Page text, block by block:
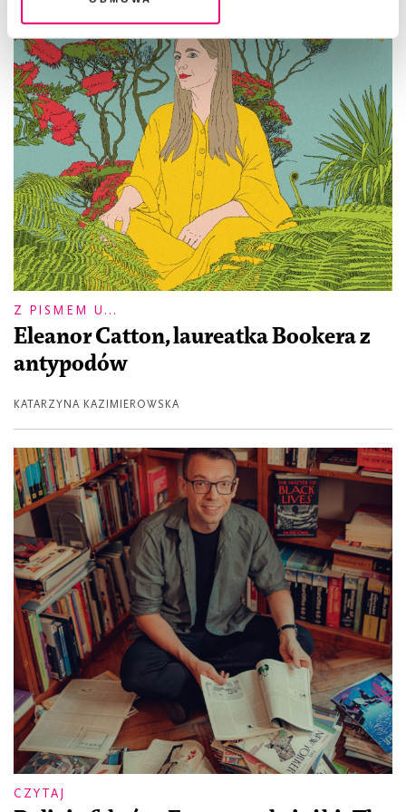
Z PISMEM U...
Eleanor Catton, laureatka Bookera z
antypodów
KATARZYNA KAZIMIEROWSKA
CZYTAJ